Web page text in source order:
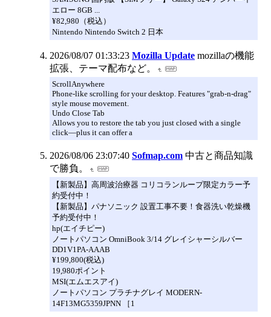
エロー 8GB ...
¥82,980（税込）
Nintendo Nintendo Switch 2 日本
2026/08/07 01:33:23 Mozilla Update mozillaの機能
拡張、テーマ配布など。
ScrollAnywhere
Phone-like scrolling for your desktop. Features "grab-n-drag"
style mouse movement.
Undo Close Tab
Allows you to restore the tab you just closed with a single
click—plus it can offer a
2026/08/06 23:07:40 Sofmap.com 中古と商品知識
で勝負。
【新製品】高周波治療器 コリコランループ限定カラー予
約受付中！
【新製品】パナソニック 設置工事不要！食器洗い乾燥機
予約受付中！
hp(エイチピー)
ノートパソコン OmniBook 3/14 グレイシャーシルバー
DD1V1PA-AAAB
¥199,800(税込)
19,980ポイント
MSI(エムエスアイ)
ノートパソコン プラチナグレイ MODERN-
14F13MG5359JPNN ［1